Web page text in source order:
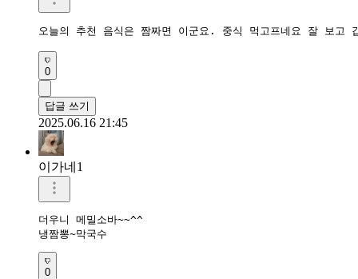
오늘의 추천 음식은 짬짜면 이군요. 중식 먹고프네요 잘 보고
0
답글 쓰기
2025.06.16 21:45
이가네1
더우니 메밀소바~~^^
냉짬뽕~막국수
0